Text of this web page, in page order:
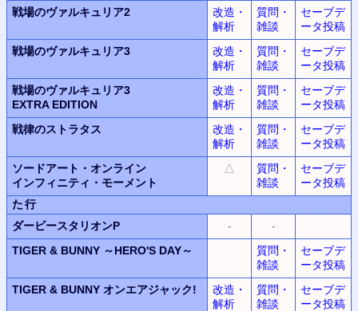
戦場のヴァルキュリア2
改造・
解析
質問・
雑談
セーブデ
ータ投稿
戦場のヴァルキュリア3
改造・
解析
質問・
雑談
セーブデ
ータ投稿
戦場のヴァルキュリア3
EXTRA EDITION
改造・
解析
質問・
雑談
セーブデ
ータ投稿
戦律のストラタス
改造・
解析
質問・
雑談
セーブデ
ータ投稿
ソードアート・オンライン
インフィニティ・モーメント
△
質問・
雑談
セーブデ
ータ投稿
た行
ダービースタリオンP
-
-
TIGER & BUNNY ～HERO'S DAY～
質問・
雑談
セーブデ
ータ投稿
TIGER & BUNNY オンエアジャック!
改造・
解析
質問・
雑談
セーブデ
ータ投稿